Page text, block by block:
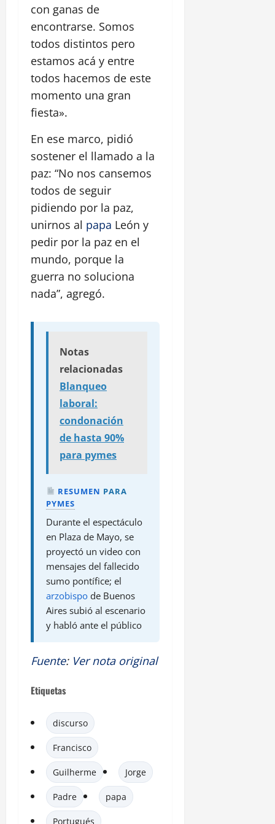
con ganas de
encontrarse. Somos
todos distintos pero
estamos acá y entre
todos hacemos de este
momento una gran
fiesta».
En ese marco, pidió
sostener el llamado a la
paz: “No nos cansemos
todos de seguir
pidiendo por la paz,
unirnos al papa León y
pedir por la paz en el
mundo, porque la
guerra no soluciona
nada”, agregó.
Notas
relacionadas
Blanqueo
laboral:
condonación
de hasta 90%
para pymes
RESUMEN PARA
PYMES
Durante el espectáculo
en Plaza de Mayo, se
proyectó un video con
mensajes del fallecido
sumo pontífice; el
arzobispo de Buenos
Aires subió al escenario
y habló ante el público
Fuente: Ver nota original
Etiquetas
discurso
Francisco
Guilherme Jorge
Padre papa
Portugués